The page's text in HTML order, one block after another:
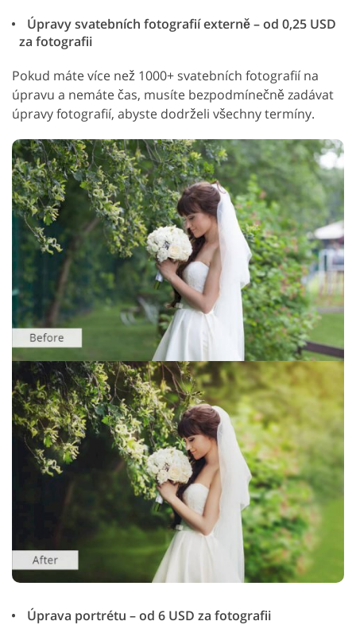
Úpravy svatebních fotografií externě – od 0,25 USD
za fotografii
Pokud máte více než 1000+ svatebních fotografií na
úpravu a nemáte čas, musíte bezpodmínečně zadávat
úpravy fotografií, abyste dodrželi všechny termíny.
Úprava portrétu – od 6 USD za fotografii